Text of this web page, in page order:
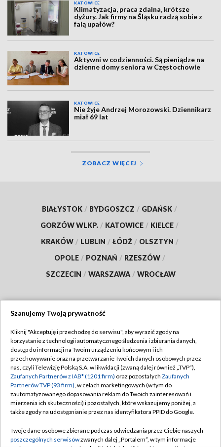
KATOWICE
Klimatyzacja, praca zdalna, krótsze
dyżury. Jak firmy na Śląsku radzą sobie z
falą upałów?
KATOWICE
Aktywni w codzienności. Są pieniądze na
dzienne domy seniora w Częstochowie
KATOWICE
Nie żyje Andrzej Morozowski. Dziennikarz
miał 69 lat
ZOBACZ WIĘCEJ
BIAŁYSTOK / BYDGOSZCZ / GDAŃSK /
GORZÓW WLKP. / KATOWICE / KIELCE /
KRAKÓW / LUBLIN / ŁÓDŹ / OLSZTYN /
OPOLE / POZNAŃ / RZESZÓW /
SZCZECIN / WARSZAWA / WROCŁAW
TVP
Abonament TVP
Emisja w TVP
Centrum informacji TVP
Naziemna Telewizja Cyfrowa
Rada Programowa
Regulamin TVP
Polityka prywatności
Moje zgody
Pomoc
Kontakt
Szanujemy Twoją prywatność
Kliknij "Akceptuję i przechodzę do serwisu", aby wyrazić zgody na
korzystanie z technologii automatycznego śledzenia i zbierania danych,
dostęp do informacji na Twoim urządzeniu końcowym i ich
przechowywanie oraz na przetwarzanie Twoich danych osobowych przez
nas, czyli Telewizję Polską S.A. w likwidacji (zwaną dalej również „TVP”),
Zaufanych Partnerów z IAB* (1201 firm) oraz pozostałych Zaufanych
Partnerów TVP (93 firm), w celach marketingowych (w tym do
zautomatyzowanego dopasowania reklam do Twoich zainteresowań i
mierzenia ich skuteczności) i pozostałych, które wskazujemy poniżej, a
także zgody na udostępnianie przez nas identyfikatora PPID do Google.
Twoje dane osobowe zbierane podczas odwiedzania przez Ciebie naszych
poszczególnych serwisówzwanych dalej „Portalem”, w tym informacje